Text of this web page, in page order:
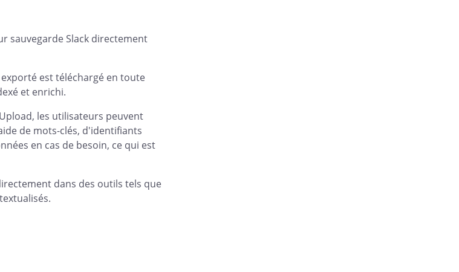
sauvegarde Slack directement
est téléchargé en toute
et enrichi.
les utilisateurs peuvent
de mots-clés, d'identifiants
en cas de besoin, ce qui est
dans des outils tels que